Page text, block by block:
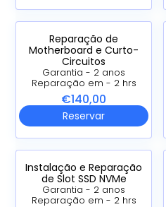
Reparação de
Motherboard e Curto-
Circuitos
Garantia - 2 anos
Reparação em - 2 hrs
€140,00
Reservar
Instalação e Reparação
de Slot SSD NVMe
Garantia - 2 anos
Reparação em - 2 hrs